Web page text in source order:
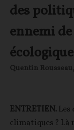
des
ennemi
Quentin Rousseau,
ENTRETIEN.Les
climatiques ?